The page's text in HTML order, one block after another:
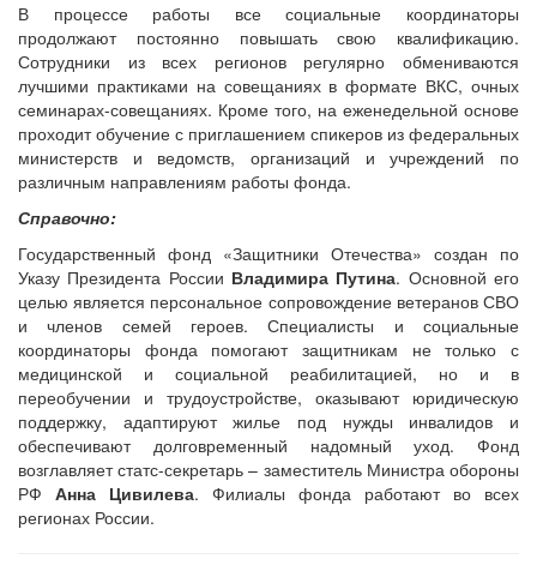
В процессе работы все социальные координаторы
продолжают постоянно повышать свою квалификацию.
Сотрудники из всех регионов регулярно обмениваются
лучшими практиками на совещаниях в формате ВКС, очных
семинарах-совещаниях. Кроме того, на еженедельной основе
проходит обучение с приглашением спикеров из федеральных
министерств и ведомств, организаций и учреждений по
различным направлениям работы фонда.
Справочно:
Государственный фонд «Защитники Отечества» создан по
Указу Президента России Владимира Путина. Основной его
целью является персональное сопровождение ветеранов СВО
и членов семей героев. Специалисты и социальные
координаторы фонда помогают защитникам не только с
медицинской и социальной реабилитацией, но и в
переобучении и трудоустройстве, оказывают юридическую
поддержку, адаптируют жилье под нужды инвалидов и
обеспечивают долговременный надомный уход. Фонд
возглавляет статс-секретарь – заместитель Министра обороны
РФ Анна Цивилева. Филиалы фонда работают во всех
регионах России.